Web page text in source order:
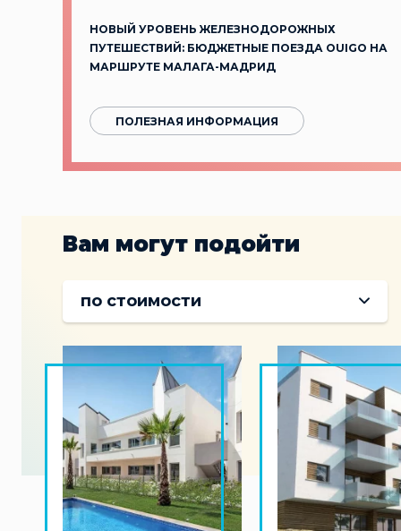
НОВЫЙ УРОВЕНЬ ЖЕЛЕЗНОДОРОЖНЫХ
ПУТЕШЕСТВИЙ: БЮДЖЕТНЫЕ ПОЕЗДА OUIGO НА
МАРШРУТЕ МАЛАГА-МАДРИД
ПОЛЕЗНАЯ ИНФОРМАЦИЯ
Вам могут подойти
по стоимости